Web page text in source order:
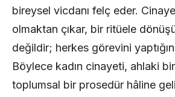
bireysel vicdanı felç eder.
olmaktan çıkar, bir ritüele
değildir; herkes görevini
Böylece kadın cinayeti, ahlaki
toplumsal bir prosedür hâline